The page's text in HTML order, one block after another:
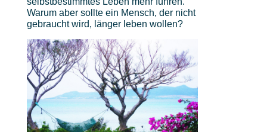
Warum aber sollte ein Mensch, der nicht
gebraucht wird, länger leben wollen?